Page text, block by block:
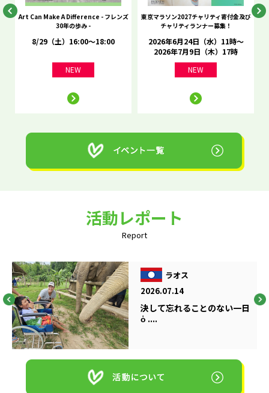
Art Can Make A Difference - フレンズ
30年の歩み -
8/29（土）16:00～18:00
NEW
東京マラソン2027チャリティ寄付金及び
チャリティランナー募集！
2026年6月24日（水）11時～
2026年7月9日（木）17時
NEW
活動レポート
Report
ラオス
2026.07.14
決して忘れることのない一日
ὁ ....